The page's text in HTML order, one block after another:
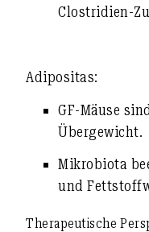
Clostridien-
Adipositas:
GF-Mäuse
Übergewicht.
Mikrobiota
und
Therapeutische